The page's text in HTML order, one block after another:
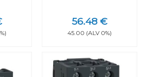
56.48 €
45.00 (ALV 0%)